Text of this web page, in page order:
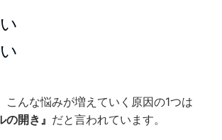
こんな悩みが増えていく原因の1つは
の開き』 だと言われています。